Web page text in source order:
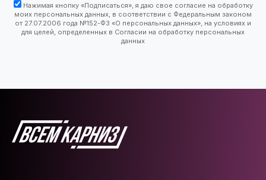
Нажимая кнопку «Подписаться», я даю свое согласие на обработку
моих персональных данных, в соответствии с Федеральным законом
от 27.07.2006 года №152-ФЗ «О персональных данных», на условиях и
для целей, определенных в Согласии на обработку персональных
данных